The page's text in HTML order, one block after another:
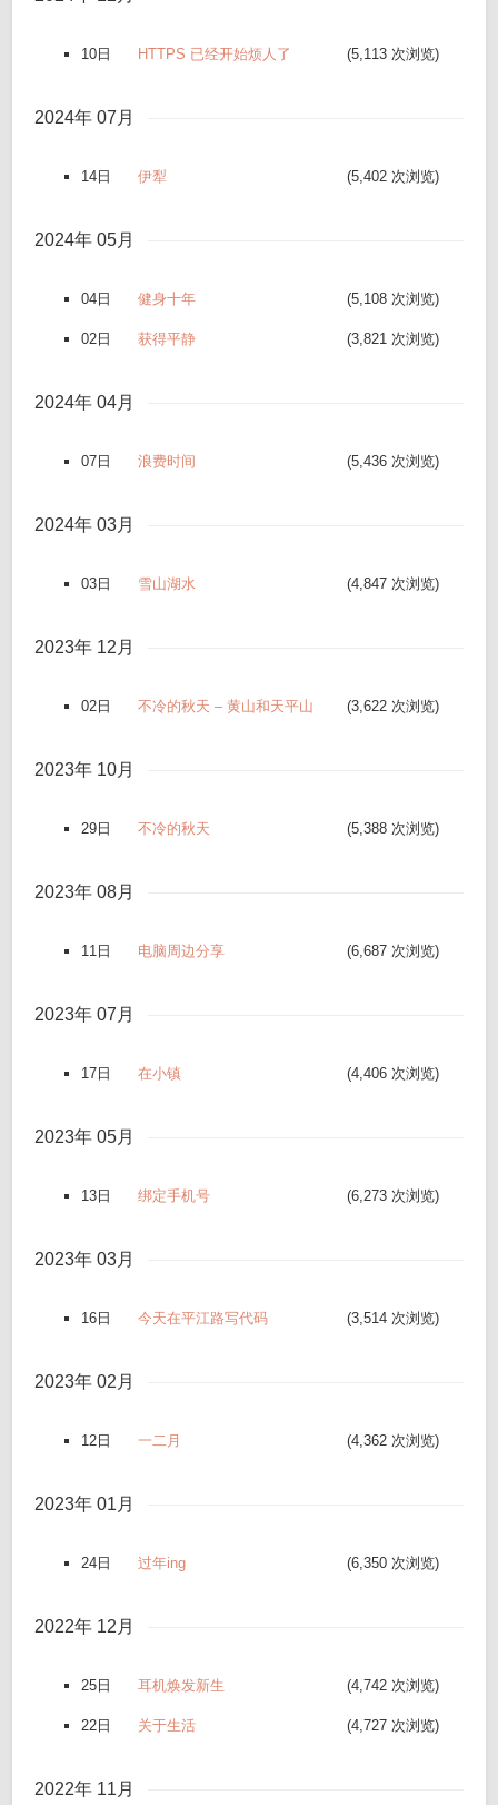
10日 HTTPS 已经开始烦人了 (5,113 次浏览)
2024年 07月
14日 伊犁 (5,402 次浏览)
2024年 05月
04日 健身十年 (5,108 次浏览)
02日 获得平静 (3,821 次浏览)
2024年 04月
07日 浪费时间 (5,436 次浏览)
2024年 03月
03日 雪山湖水 (4,847 次浏览)
2023年 12月
02日 不冷的秋天 – 黄山和天平山 (3,622 次浏览)
2023年 10月
29日 不冷的秋天 (5,388 次浏览)
2023年 08月
11日 电脑周边分享 (6,687 次浏览)
2023年 07月
17日 在小镇 (4,406 次浏览)
2023年 05月
13日 绑定手机号 (6,273 次浏览)
2023年 03月
16日 今天在平江路写代码 (3,514 次浏览)
2023年 02月
12日 一二月 (4,362 次浏览)
2023年 01月
24日 过年ing (6,350 次浏览)
2022年 12月
25日 耳机焕发新生 (4,742 次浏览)
22日 关于生活 (4,727 次浏览)
2022年 11月